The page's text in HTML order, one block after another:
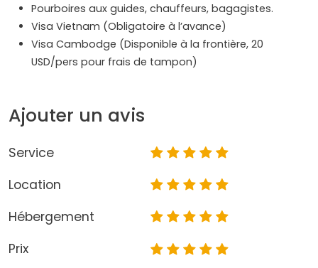
Pourboires aux guides, chauffeurs, bagagistes.
Visa Vietnam (Obligatoire à l’avance)
Visa Cambodge (Disponible à la frontière, 20
USD/pers pour frais de tampon)
Ajouter un avis
Service
Location
Hébergement
Prix